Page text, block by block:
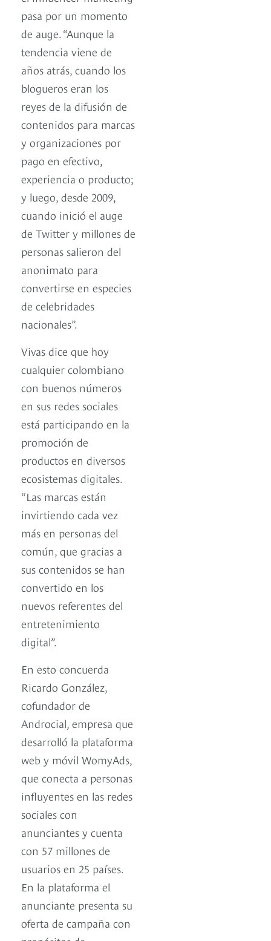
pasa por un momento
de auge. “Aunque la
tendencia viene de
años atrás, cuando los
blogueros eran los
reyes de la difusión de
contenidos para marcas
y organizaciones por
pago en efectivo,
experiencia o producto;
y luego, desde 2009,
cuando inició el auge
de Twitter y millones de
personas salieron del
anonimato para
convertirse en especies
de celebridades
nacionales”.
Vivas dice que hoy
cualquier colombiano
con buenos números
en sus redes sociales
está participando en la
promoción de
productos en diversos
ecosistemas digitales.
“Las marcas están
invirtiendo cada vez
más en personas del
común, que gracias a
sus contenidos se han
convertido en los
nuevos referentes del
entretenimiento
digital”.
En esto concuerda
Ricardo González,
cofundador de
Androcial, empresa que
desarrolló la plataforma
web y móvil WomyAds,
que conecta a personas
influyentes en las redes
sociales con
anunciantes y cuenta
con 57 millones de
usuarios en 25 países.
En la plataforma el
anunciante presenta su
oferta de campaña con